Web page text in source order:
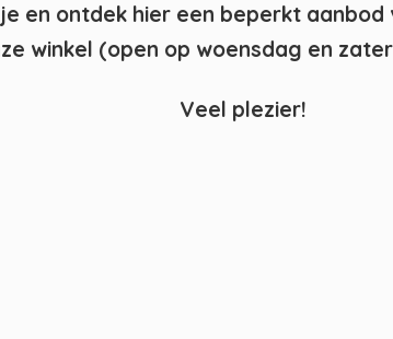
en ontdek hier een beperkt
winkel (open op woensdag en
Veel plezier!